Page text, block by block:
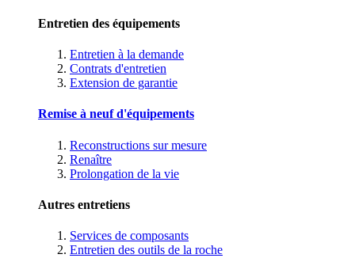
Entretien des équipements
Entretien à la demande
Contrats d'entretien
Extension de garantie
Remise à neuf d'équipements
Reconstructions sur mesure
Renaître
Prolongation de la vie
Autres entretiens
Services de composants
Entretien des outils de la roche